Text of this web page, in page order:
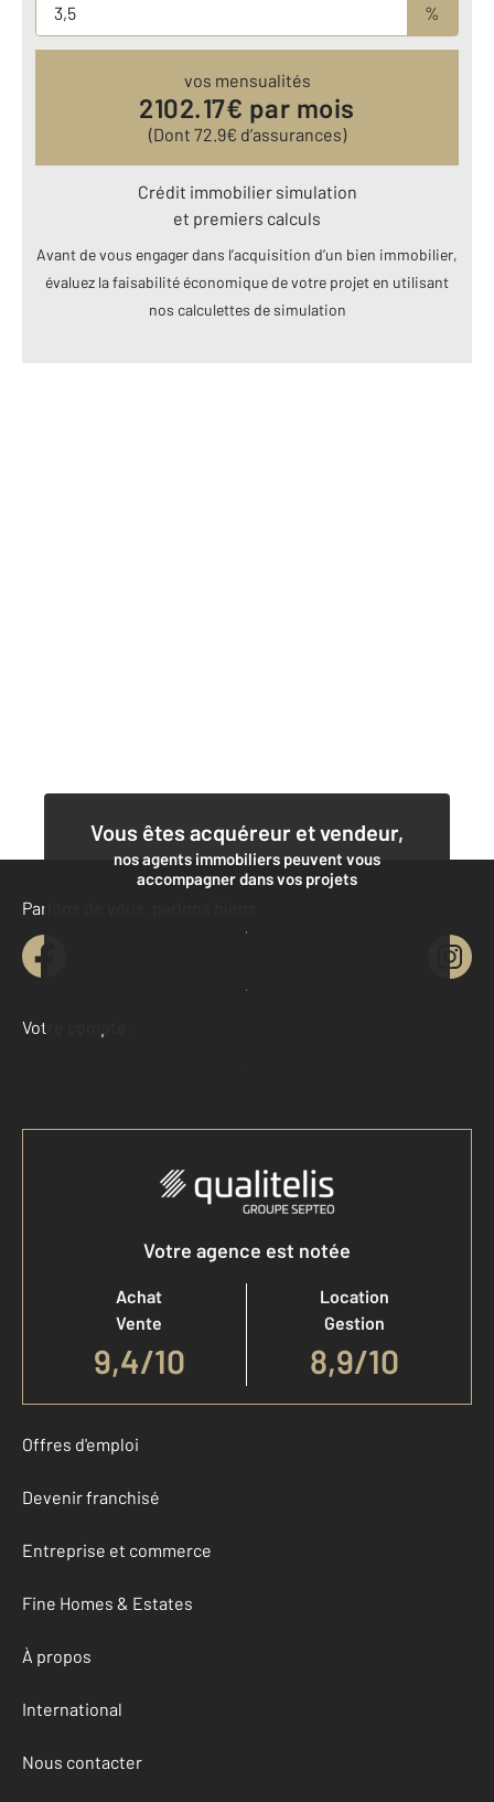
%
vos mensualités
2102.17€ par mois
(Dont 72.9€ d’assurances)
Crédit immobilier simulation
et premiers calculs
Avant de vous engager dans l’acquisition d’un bien immobilier,
évaluez la faisabilité économique de votre projet en utilisant
nos calculettes de simulation
Vous êtes acquéreur et vendeur,
nos agents immobiliers peuvent vous
accompagner dans vos projets
Contacter l'agence
Demander une estimation
Parlons de vous, parlons biens
Votre compte :
Accéder à mon compte
Votre agence est notée
Achat
Vente
9,4/10
Location
Gestion
8,9/10
Offres d'emploi
Devenir franchisé
Entreprise et commerce
Fine Homes & Estates
À propos
International
Nous contacter